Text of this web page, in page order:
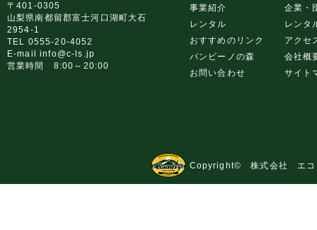
〒401-0305
山梨県南都留郡富士河口湖町大石
2954-1
TEL 0555-20-4052
E-mail info@c-ls.jp
営業時間 8:00～20:00
事業紹介
企業・
レンタル
レンタ
おすすめのリンク
アクセ
バンビーノの森
会社概
お問い合わせ
サイト
Copyright© 株式会社 エコ